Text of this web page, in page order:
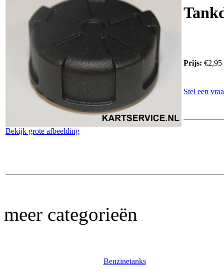
Bekijk grote afbeelding
Prijs: €2,95
Stel een
meer categorieën
Benzinetanks